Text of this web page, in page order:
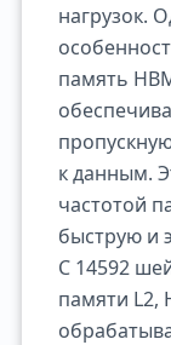
нагрузок.
память
к данным.
частотой
быструю и
С 14592
памяти L2,